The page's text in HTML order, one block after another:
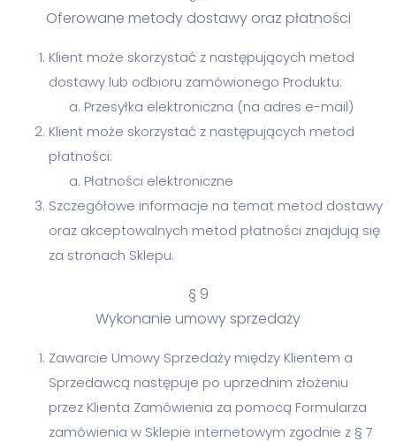
Oferowane metody dostawy oraz płatności
Klient może skorzystać z następujących metod
dostawy lub odbioru zamówionego Produktu:
Przesyłka elektroniczna (na adres e-mail)
Klient może skorzystać z następujących metod
płatności:
Płatności elektroniczne
Szczegółowe informacje na temat metod dostawy
oraz akceptowalnych metod płatności znajdują się
za stronach Sklepu.
§ 9
Wykonanie umowy sprzedaży
Zawarcie Umowy Sprzedaży między Klientem a
Sprzedawcą następuje po uprzednim złożeniu
przez Klienta Zamówienia za pomocą Formularza
zamówienia w Sklepie internetowym zgodnie z § 7